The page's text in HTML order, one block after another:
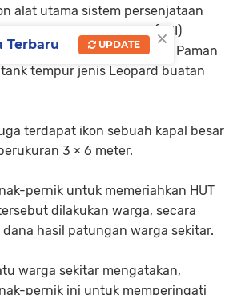
alat utama sistem persenjataan
Nasional Indonesia (TNI)
jenis Apache buatan Negeri Paman
tempur jenis Leopard buatan
terdapat ikon sebuah kapal besar
3 × 6 meter.
pernik untuk memeriahkan HUT
dilakukan warga, secara
hasil patungan warga sekitar.
warga sekitar mengatakan,
pernik ini untuk memperingati
×
Terbaru UPDATE